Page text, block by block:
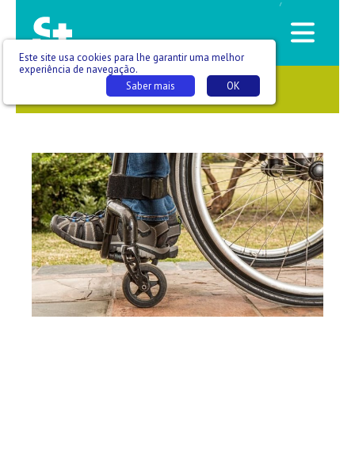
/
SAÚDE QUE SE VÊ
Este site usa cookies para lhe garantir uma melhor
experiência de navegação.
OK
Saber mais